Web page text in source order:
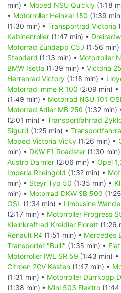
min) • Moped NSU Quickly (1:18
• Motorroller Heinkel 150 (1:39
(1:30 min) • Transportrad Victoria
Kabinenroller (1:47 min) •
Motorrad Zündapp C50 (1:56 min)
Standard (1:13 min) • Motorroller
BMW Isetta (1:39 min) • Victoria
Herrenrad Victory (1:18 min) •
Motorrad Imme R 100 (2:09 min) •
(1:49 min) • Motorrad NSU 101
Motorrad Adler MB 250 (1:32 min)
(2:01 min) • Transportfahrrad
Sigurd (1:25 min) •
Moped Victoria Vicky (1:26 min) •
min) • DKW F1 Roadster (1:30 min)
Austro Daimler (2:06 min) • Opel
Imperia Rheingold (1:32 min) •
min) • Steyr Typ 50 (1:35 min) •
min) • Motorrad DKW SB 500
OSL (1:34 min) • Limousine
(2:17 min) • Motorroller Progress
Kleinkraftrad Kreidler Florett (1:26
Renault R4 (1:51 min) • Mercedes
Transporter "Bulli" (1:36 min) •
Motorroller IWL SR 59 (1:43 min) •
Citroen 2CV Kasten (1:47 min) •
(1:31 min) • Motorroller Dürrkopp
(1:38 min) • Mini 503 Elektro (1:44